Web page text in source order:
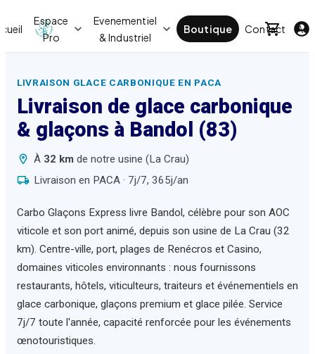
Espace
Pro
Evenementiel
& Industriel
Boutique Contact
LIVRAISON GLACE CARBONIQUE EN PACA
Livraison de glace carbonique
& glaçons à Bandol (83)
À 32 km de notre usine (La Crau)
Livraison en PACA · 7j/7, 365j/an
Carbo Glaçons Express livre Bandol, célèbre pour son AOC
viticole et son port animé, depuis son usine de La Crau (32
km). Centre-ville, port, plages de Renécros et Casino,
domaines viticoles environnants : nous fournissons
restaurants, hôtels, viticulteurs, traiteurs et événementiels en
glace carbonique, glaçons premium et glace pilée. Service
7j/7 toute l'année, capacité renforcée pour les événements
œnotouristiques.